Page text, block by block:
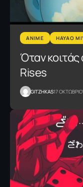
ANIME HAYAO
Όταν
Rises
GITZHKAS17